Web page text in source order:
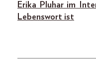
Erika Pluhar im
Lebenswort ist